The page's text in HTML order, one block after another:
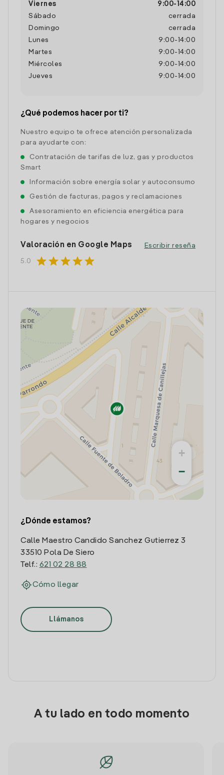
Viernes 9:00- 14:00
Sábado
cerrada
Domingo
cerrada
Lunes
9:00- 14:00
Martes
9:00- 14:00
Miércoles
9:00- 14:00
Jueves
9:00- 14:00
¿Qué podemos hacer por ti?
Nuestro equipo te ofrece atención personalizada
para ayudarte con:
Contratación de tarifas de luz, gas y productos
Smart
Información sobre energía solar y autoconsumo
Gestión de facturas, pagos y reclamaciones
Asesoramiento en eficiencia energética para
hogares y negocios
Valoración en Google Maps
5.0 starstarstarstarstar
Escribir reseña
+
−
¿Dónde estamos?
Calle Maestro Candido Sanchez Gutierrez 3
33510 Pola De Siero
Telf.: 621 02 28 88
Cómo llegar
Llámanos
A tu lado en todo momento